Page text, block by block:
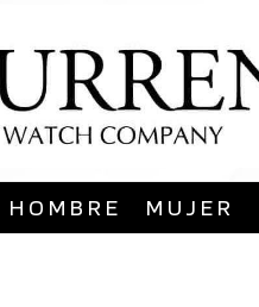
al
contenido
HOMBRE MUJER